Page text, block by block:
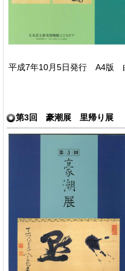
平成7年10月5日発行 A4版
第3回 豪潮展 里帰り展